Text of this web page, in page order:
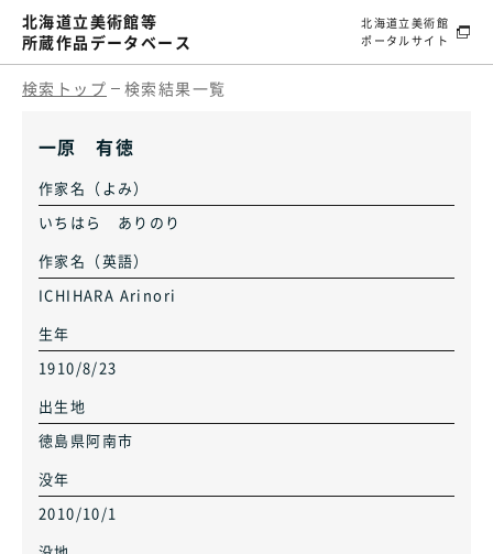
北海道立美術館等
所蔵作品データベース
北海道立美術館
ポータルサイト
検索トップ 検索結果一覧
一原 有徳
作家名（よみ）
いちはら ありのり
作家名（英語）
ICHIHARA Arinori
生年
1910/8/23
出生地
徳島県阿南市
没年
2010/10/1